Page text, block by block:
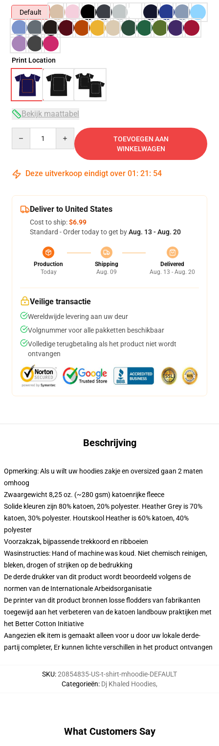
Default
Print Location
Bekijk maattabel
TOEVOEGEN AAN
WINKELWAGEN
Deze uitverkoop eindigt over 01 : 21 : 54
Deliver to United States
Cost to ship:$6.99
Standard - Order today to get byAug. 13 - Aug. 20
Production
Today
Shipping
Aug. 09
Delivered
Aug. 13 - Aug. 20
Veilige transactie
Wereldwijde levering aan uw deur
Volgnummer voor alle pakketten beschikbaar
Volledige terugbetaling als het product niet wordt
ontvangen
Beschrijving
Opmerking: Als u wilt uw hoodies zakje en oversized gaan 2 maten
omhoog
Zwaargewicht 8,25 oz. (~280 gsm) katoenrijke fleece
Solide kleuren zijn 80% katoen, 20% polyester. Heather Grey is 70%
katoen, 30% polyester. Houtskool Heather is 60% katoen, 40%
polyester
Voorzakzak, bijpassende trekkoord en ribboeien
Wasinstructies: Hand of machine was koud. Niet chemisch reinigen,
bleken, drogen of strijken op de bedrukking
De derde drukker van dit product wordt beoordeeld volgens de
normen van de Internationale Arbeidsorganisatie
De printer van dit product bronnen losse flodders van fabrikanten
toegewijd aan het verbeteren van de katoen landbouw praktijken met
het Better Cotton Initiative
Aangezien elk item is gemaakt alleen voor u door uw lokale derde-
partij completer, Er kunnen lichte verschillen in het product ontvangen
SKU:20854835-US-t-shirt-mhoodie-DEFAULT
Categorieën: Dj Khaled Hoodies,
What Customers Say